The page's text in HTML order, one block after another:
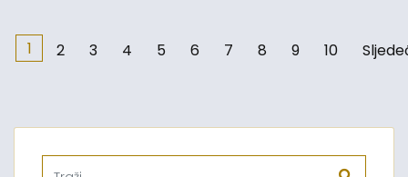
1 2 3 4 5 6 7 8 9 10